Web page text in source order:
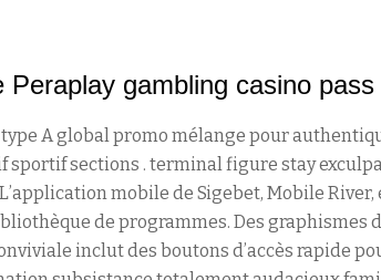
Peraplay gambling casino
A global promo mélange pour
sportif sections . terminal figure stay
mobile de Sigebet, Mobile
de programmes. Des graphismes
inclut des boutons d’accès rapide